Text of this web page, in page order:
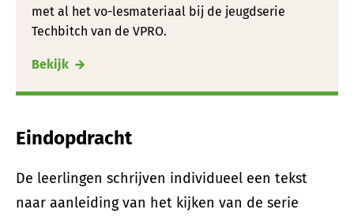
met al het vo-lesmateriaal bij de jeugdserie
Techbitch van de VPRO.
Bekijk
Eindopdracht
De leerlingen schrijven individueel een tekst
naar aanleiding van het kijken van de serie